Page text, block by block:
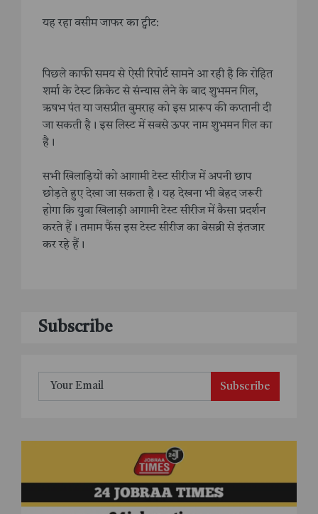
यह रहा वसीम जाफर का ट्वीट:
पिछले काफी समय से ऐसी रिपोर्ट सामने आ रही है कि रोहित
शर्मा के टेस्ट क्रिकेट से संन्यास लेने के बाद शुभमन गिल,
ऋषभ पंत या जसप्रीत बुमराह को इस प्रारूप की कप्तानी दी
जा सकती है। इस लिस्ट में सबसे ऊपर नाम शुभमन गिल का
है।
सभी खिलाड़ियों को आगामी टेस्ट सीरीज में अपनी छाप
छोड़ते हुए देखा जा सकता है। यह देखना भी बेहद जरूरी
होगा कि युवा खिलाड़ी आगामी टेस्ट सीरीज में कैसा प्रदर्शन
करते हैं। तमाम फैंस इस टेस्ट सीरीज का बेसब्री से इंतजार
कर रहे हैं।
Subscribe
Subscribe